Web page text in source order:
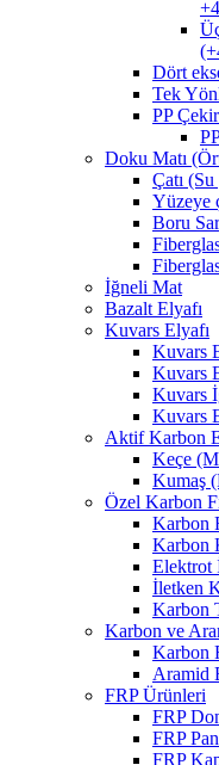
Dört
Tek
PP
Doku Matı
Çatı
Yüzeye
Boru
İğneli Mat
Bazalt Elyafı
Kuvars Elyafı
Kuvars
Kuvars
Kuvars
Kuvars
Aktif Karbon
Keçe
Kumaş
Özel Karbon
Karbon
Karbon
Elektrot
İletken
Karbon
Karbon ve
Karbon
Aramid
FRP Ürünleri
FRP
FRP
FRP